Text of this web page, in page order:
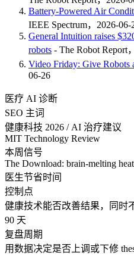
Battery-Powered Air
IEEE Spectrum，2026-06-
General Intuition raises
robots - The Robot Report
Video Friday: Give Robots
06-26
医疗 AI 诊断
SEO 主词
健康科技 2026 / AI 治疗建议
MIT Technology Review
本周信号
The Download: brain-melting
医生节省时间
控制点
健康技术能否改善结果，同时
90 天
复盘周期
用数据决定是否上调或下修